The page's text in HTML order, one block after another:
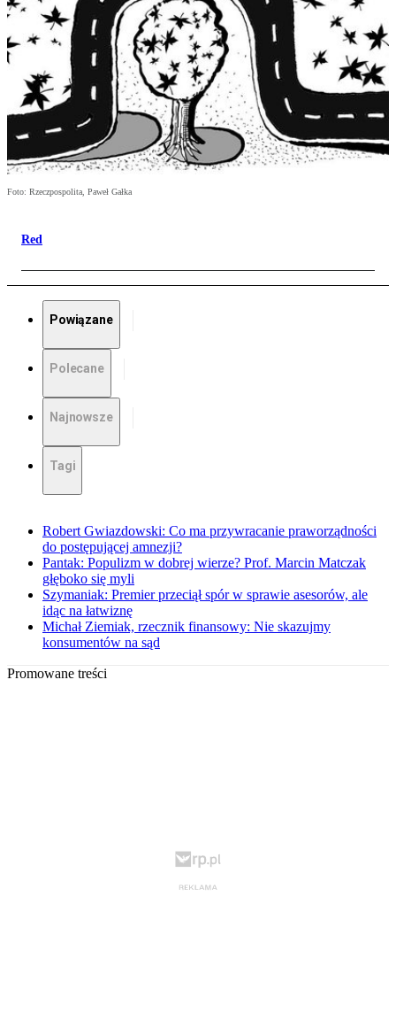
Foto: Rzeczpospolita, Paweł Gałka
Red
Powiązane
Polecane
Najnowsze
Tagi
Robert Gwiazdowski: Co ma przywracanie praworządności
do postępującej amnezji?
Pantak: Populizm w dobrej wierze? Prof. Marcin Matczak
głęboko się myli
Szymaniak: Premier przeciął spór w sprawie asesorów, ale
idąc na łatwiznę
Michał Ziemiak, rzecznik finansowy: Nie skazujmy
konsumentów na sąd
Promowane treści